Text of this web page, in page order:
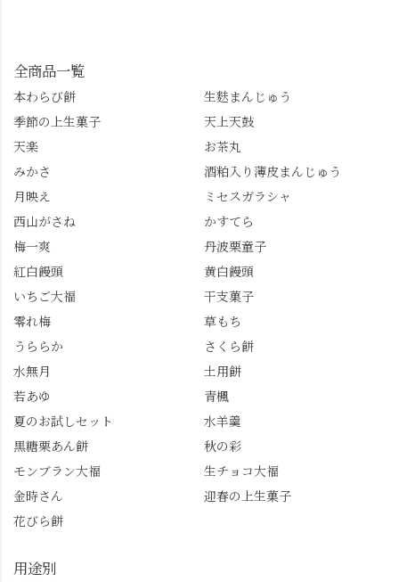
全商品一覧
本わらび餅
生麩まんじゅう
季節の上生菓子
天上天鼓
天楽
お茶丸
みかさ
酒粕入り薄皮まんじゅう
月映え
ミセスガラシャ
西山がさね
かすてら
梅一爽
丹波栗童子
紅白饅頭
黄白饅頭
いちご大福
干支菓子
零れ梅
草もち
うららか
さくら餅
水無月
土用餅
若あゆ
青楓
夏のお試しセット
水羊羹
黒糖栗あん餅
秋の彩
モンブラン大福
生チョコ大福
金時さん
迎春の上生菓子
花びら餅
用途別